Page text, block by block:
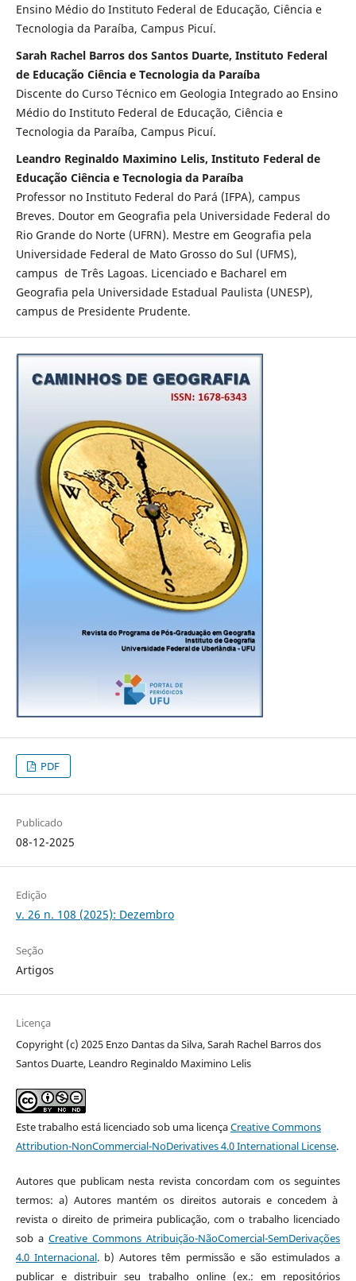
Ensino Médio do Instituto Federal de Educação, Ciência e
Tecnologia da Paraíba, Campus Picuí.
Sarah Rachel Barros dos Santos Duarte, Instituto Federal
de Educação Ciência e Tecnologia da Paraíba
Discente do Curso Técnico em Geologia Integrado ao Ensino
Médio do Instituto Federal de Educação, Ciência e
Tecnologia da Paraíba, Campus Picuí.
Leandro Reginaldo Maximino Lelis, Instituto Federal de
Educação Ciência e Tecnologia da Paraíba
Professor no Instituto Federal do Pará (IFPA), campus
Breves. Doutor em Geografia pela Universidade Federal do
Rio Grande do Norte (UFRN). Mestre em Geografia pela
Universidade Federal de Mato Grosso do Sul (UFMS),
campus de Três Lagoas. Licenciado e Bacharel em
Geografia pela Universidade Estadual Paulista (UNESP),
campus de Presidente Prudente.
PDF
Publicado
08-12-2025
Edição
v. 26 n. 108 (2025): Dezembro
Seção
Artigos
Licença
Copyright (c) 2025 Enzo Dantas da Silva, Sarah Rachel Barros dos
Santos Duarte, Leandro Reginaldo Maximino Lelis
Este trabalho está licenciado sob uma licençaCreative Commons
Attribution-NonCommercial-NoDerivatives 4.0 International License.
Autores que publicam nesta revista concordam com os seguintes
termos: a) Autores mantém os direitos autorais e concedem à
revista o direito de primeira publicação, com o trabalho licenciado
sob a Creative Commons Atribuição-NãoComercial-SemDerivações
4.0 Internacional. b) Autores têm permissão e são estimulados a
publicar e distribuir seu trabalho online (ex.: em repositórios